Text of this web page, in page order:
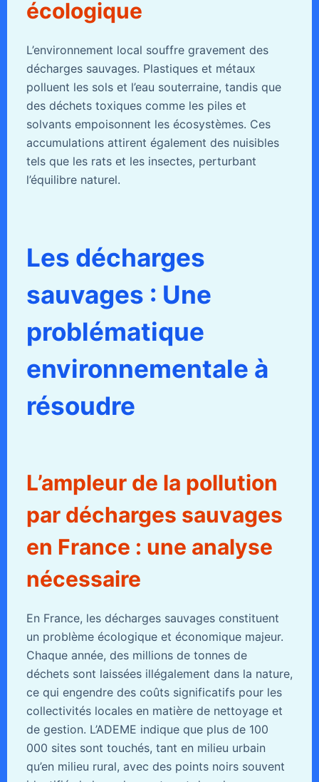
écologique
L’environnement local souffre gravement des
décharges sauvages. Plastiques et métaux
polluent les sols et l’eau souterraine, tandis que
des déchets toxiques comme les piles et
solvants empoisonnent les écosystèmes. Ces
accumulations attirent également des nuisibles
tels que les rats et les insectes, perturbant
l’équilibre naturel.
Les décharges
sauvages : Une
problématique
environnementale à
résoudre
L’ampleur de la pollution
par décharges sauvages
en France : une analyse
nécessaire
En France, les décharges sauvages constituent
un problème écologique et économique majeur.
Chaque année, des millions de tonnes de
déchets sont laissées illégalement dans la nature,
ce qui engendre des coûts significatifs pour les
collectivités locales en matière de nettoyage et
de gestion. L’ADEME indique que plus de 100
000 sites sont touchés, tant en milieu urbain
qu’en milieu rural, avec des points noirs souvent